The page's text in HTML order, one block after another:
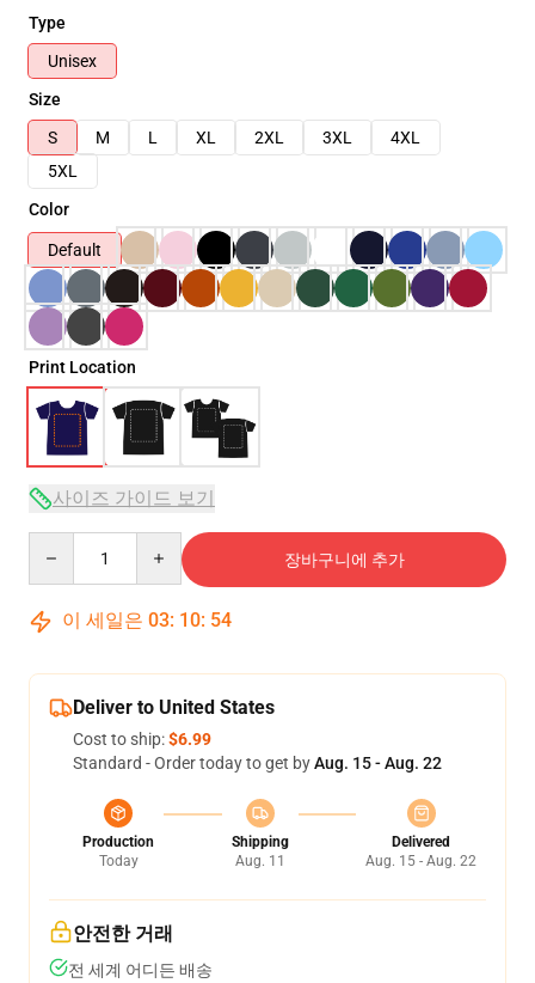
Type
Unisex
Size
S
M L XL 2XL 3XL
4XL
5XL
Color
Default
Print Location
사이즈 가이드 보기
장바구니에 추가
이 세일은 03: 10: 53
Deliver to United States
Cost to ship:$6.99
Standard - Order today to get byAug. 15 - Aug. 22
Production
Today
Shipping
Aug. 11
Delivered
Aug. 15 - Aug. 22
안전한 거래
전 세계 어디든 배송